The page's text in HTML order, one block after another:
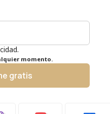
momento.
gratis